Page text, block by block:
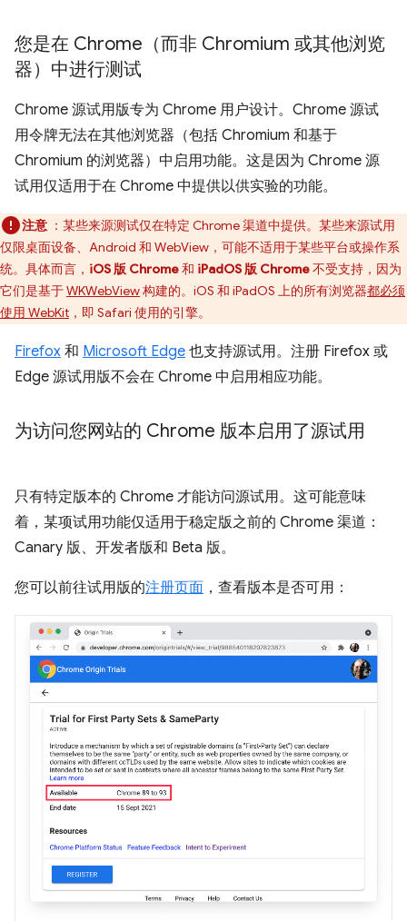
您是在 Chrome（而非 Chromium 或其他浏览
器）中进行测试
Chrome 源试用版专为 Chrome 用户设计。Chrome 源试
用令牌无法在其他浏览器（包括 Chromium 和基于
Chromium 的浏览器）中启用功能。这是因为 Chrome 源
试用仅适用于在 Chrome 中提供以供实验的功能。
注意 ：某些来源测试仅在特定 Chrome 渠道中提供。某些来源试用
仅限桌面设备、Android 和 WebView，可能不适用于某些平台或操作系
统。具体而言， iOS 版 Chrome和 iPadOS 版 Chrome不受支持，因为
它们是基于WKWebView构建的。iOS 和 iPadOS 上的所有浏览器都必须
使用 WebKit ，即 Safari 使用的引擎。
Firefox 和 Microsoft Edge 也支持源试用。注册 Firefox 或
Edge 源试用版不会在 Chrome 中启用相应功能。
为访问您网站的 Chrome 版本启用了源试用
只有特定版本的 Chrome 才能访问源试用。这可能意味
着，某项试用功能仅适用于稳定版之前的 Chrome 渠道：
Canary 版、开发者版和 Beta 版。
您可以前往试用版的注册页面 ，查看版本是否可用：